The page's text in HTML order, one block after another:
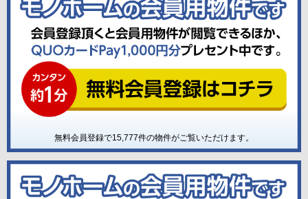
無料会員登録で15,777件の物件がご覧いただけます。